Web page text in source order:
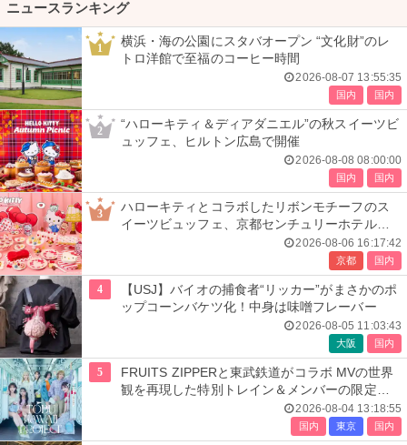
ニュースランキング
1
横浜・海の公園にスタバオープン “文化財”のレ
トロ洋館で至福のコーヒー時間
2026-08-07 13:55:35
国内 国内
2
“ハローキティ＆ディアダニエル”の秋スイーツビ
ュッフェ、ヒルトン広島で開催
2026-08-08 08:00:00
国内 国内
3
ハローキティとコラボしたリボンモチーフのス
イーツビュッフェ、京都センチュリーホテルで
2026-08-06 16:17:42
京都 国内
4
【USJ】バイオの捕食者“リッカー”がまさかのポ
ップコーンバケツ化！中身は味噌フレーバー
2026-08-05 11:03:43
大阪 国内
5
FRUITS ZIPPERと東武鉄道がコラボ MVの世界
観を再現した特別トレイン＆メンバーの限定ア
2026-08-04 13:18:55
国内 東京 国内